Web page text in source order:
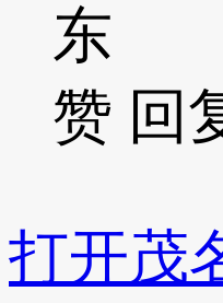
东
赞 回
打开茂